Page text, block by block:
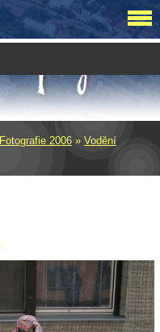
Fotografie 2006 » Vodění